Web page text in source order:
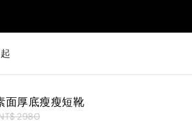
面厚底瘦瘦短靴
2980